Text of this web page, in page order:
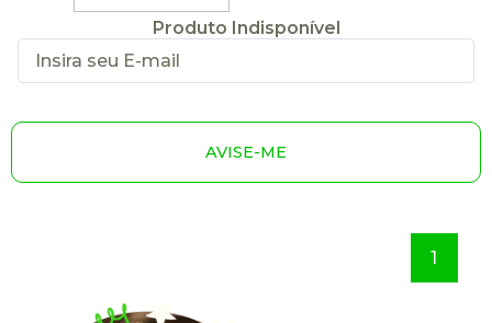
Produto Indisponível
AVISE-ME
1